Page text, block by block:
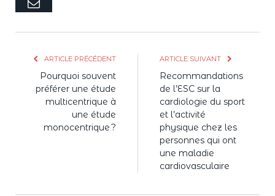
ARTICLE PRÉCÉDENT
Pourquoi souvent
préférer une étude
multicentrique à
une étude
monocentrique ?
ARTICLE SUIVANT
Recommandations
de l’ESC sur la
cardiologie du sport
et l’activité
physique chez les
personnes qui ont
une maladie
cardiovasculaire